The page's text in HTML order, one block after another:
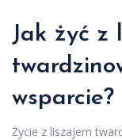
Jak żyć z
wsparcie?
Życie z liszajem